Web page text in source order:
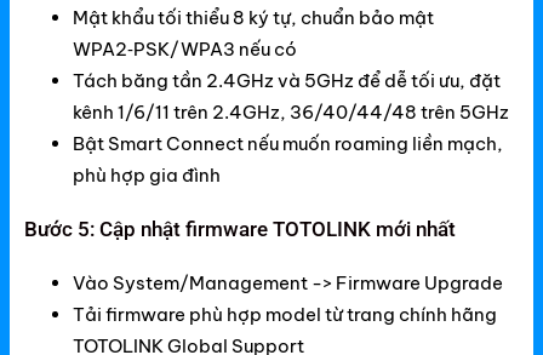
Mật khẩu tối thiểu 8 ký tự, chuẩn bảo mật
WPA2‑PSK/WPA3 nếu có
Tách băng tần 2.4GHz và 5GHz để dễ tối ưu, đặt
kênh 1/6/11 trên 2.4GHz, 36/40/44/48 trên 5GHz
Bật Smart Connect nếu muốn roaming liền mạch,
phù hợp gia đình
Bước 5: Cập nhật firmware TOTOLINK mới nhất
Vào System/Management -> Firmware Upgrade
Tải firmware phù hợp model từ trang chính hãng
TOTOLINK Global Support